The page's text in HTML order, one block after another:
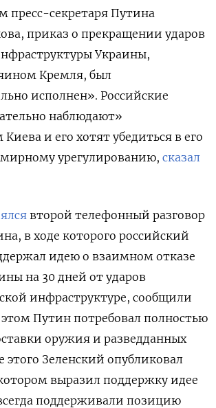
пресс-секретаря Путина
приказ о прекращении ударов
Украины,
Кремля, был
исполнен». Российские
наблюдают»
и его хотят убедиться в его
урегулированию, сказал
второй телефонный разговор
в ходе которого российский
идею о взаимном отказе
на 30 дней от ударов
инфраструктуре, сообщили
Путин потребовал полностью
оружия и разведданных
этого Зеленский опубликовал
выразил поддержку идее
поддерживали позицию